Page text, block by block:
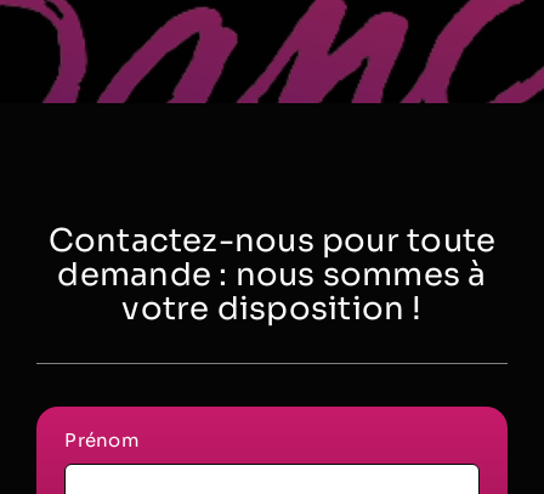
Contactez-nous pour toute
demande : nous sommes à
votre disposition !
Prénom